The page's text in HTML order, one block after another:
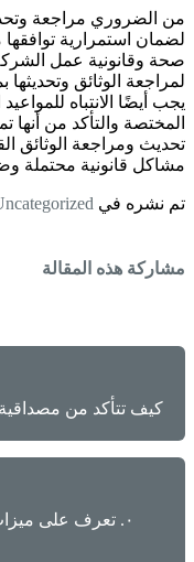
من الضروري مراجعة
لضمان استمرارية توافقها
صحة وقانونية عمل
لمراجعة الوثائق وتحديثها
يجب أيضًا الانتباه
المختصة والتأكد من أنها
تحديث ومراجعة الوثائق
مشاكل قانونية محتملة
تم نشره في
مشاركة هذه المقالة
كيف تتأكد من
٠. تعرف على